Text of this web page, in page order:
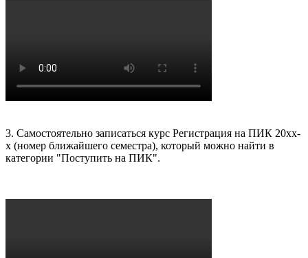
3. Самостоятельно записаться курс Регистрация на ПИК 20хх-
х (номер ближайшего семестра), который можно найти в
категории "Поступить на ПИК".